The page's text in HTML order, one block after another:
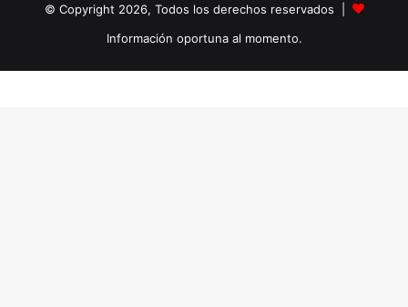
© Copyright 2026, Todos los derechos reservados |
Información oportuna al momento.